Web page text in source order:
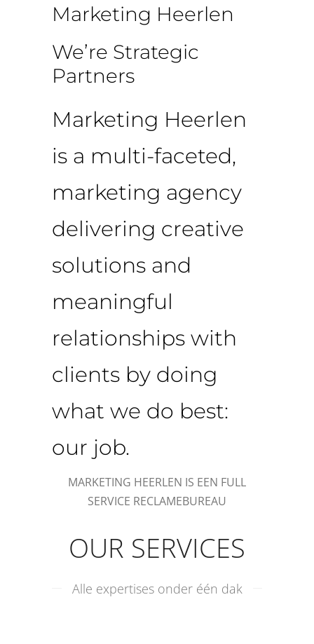
Marketing Heerlen
We’re Strategic
Partners
Marketing Heerlen
is a multi-faceted,
marketing agency
delivering creative
solutions and
meaningful
relationships with
clients by doing
what we do best:
our job.
MARKETING HEERLEN IS EEN FULL
SERVICE RECLAMEBUREAU
OUR SERVICES
Alle expertises onder één dak